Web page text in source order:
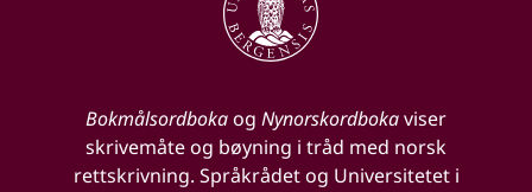
Bokmålsordbokaog Nynorskordbokaviser
skrivemåte og bøyning i tråd med norsk
rettskrivning. Språkrådet og Universitetet i